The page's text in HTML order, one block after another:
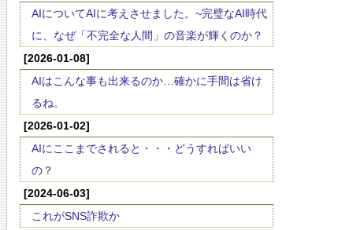
AIについてAIに考えさせました。~完璧なAI時代
に、なぜ「不完全な人間」の音楽が輝くのか？
[2026-01-08]
AIはこんな事も出来るのか…確かに手間は省け
るね。
[2026-01-02]
AIにここまでされると・・・どうすればいい
の？
[2024-06-03]
これがSNS詐欺か